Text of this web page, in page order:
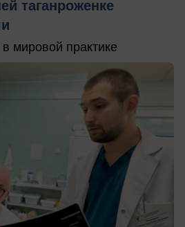
таганроженке
мировой практике